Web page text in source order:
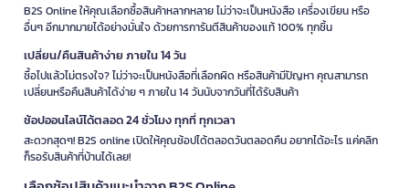
B2S Online ให้คุณเลือกซื้อสินค้าหลากหลาย ไม่ว่าจะเป็นหนังสือ เครื่องเขียน หรือ
อื่นๆ อีกมากมายได้อย่างมั่นใจ ด้วยการการันตีสินค้าของแท้ 100% ทุกชิ้น
เปลี่ยน/คืนสินค้าง่าย ภายใน 14 วัน
ซื้อไปแล้วไม่ตรงใจ? ไม่ว่าจะเป็นหนังสือที่เลือกผิด หรือสินค้ามีปัญหา คุณสามารถ
เปลี่ยนหรือคืนสินค้าได้ง่าย ๆ ภายใน 14 วันนับจากวันที่ได้รับสินค้า
ช้อปออนไลน์ได้ตลอด 24 ชั่วโมง ทุกที่ ทุกเวลา
สะดวกสุดๆ! B2S online เปิดให้คุณช้อปได้ตลอดวันตลอดคืน อยากได้อะไร แค่คลิก
ก็รอรับสินค้าที่บ้านได้เลย!